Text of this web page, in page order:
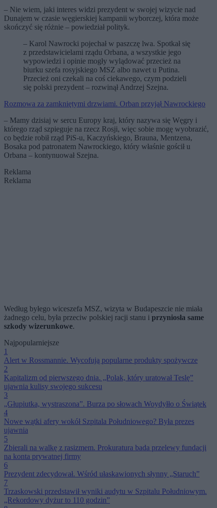
– Nie wiem, jaki interes widzi prezydent w swojej wizycie nad
Dunajem w czasie węgierskiej kampanii wyborczej, która może
skończyć się różnie – powiedział polityk.
– Karol Nawrocki pojechał w paszczę lwa. Spotkał się
z przedstawicielami rządu Orbana, a wszystkie jego
wypowiedzi i opinie mogły wylądować przecież na
biurku szefa rosyjskiego MSZ albo nawet u Putina.
Przecież oni czekali na coś ciekawego, czym podzieli
się polski prezydent – rozwinął Andrzej Szejna.
Rozmowa za zamkniętymi drzwiami. Orban przyjął Nawrockiego
– Mamy dzisiaj w sercu Europy kraj, który nazywa się Węgry i
którego rząd szpieguje na rzecz Rosji, więc sobie mogę wyobrazić,
co będzie robił rząd PiS-u, Kaczyńskiego, Brauna, Mentzena,
Bosaka pod patronatem Nawrockiego, który właśnie gościł u
Orbana – kontynuował Szejna.
Reklama
Reklama
Według byłego wiceszefa MSZ, wizyta w Budapeszcie nie miała
żadnego celu, była przeciw polskiej racji stanu i przyniosła same
szkody wizerunkowe.
Najpopularniejsze
1
Alert w Rossmannie. Wycofują popularne produkty spożywcze
2
Kapitalizm od pierwszego dnia. „Polak, który uratował Teslę”
ujawnia kulisy swojego sukcesu
3
„Głupiutka, wystraszona”. Burza po słowach Woydyłło o Świątek
4
Nowe wątki afery wokół Szpitala Południowego? Była prezes
ujawnia
5
Zbierali na walkę z rasizmem. Prokuratura bada przelewy fundacji
na konta prywatnej firmy
6
Prezydent zdecydował. Wśród ułaskawionych słynny „Staruch”
7
Trzaskowski przedstawił wyniki audytu w Szpitalu Południowym.
„Rekordowy dyżur to 110 godzin”